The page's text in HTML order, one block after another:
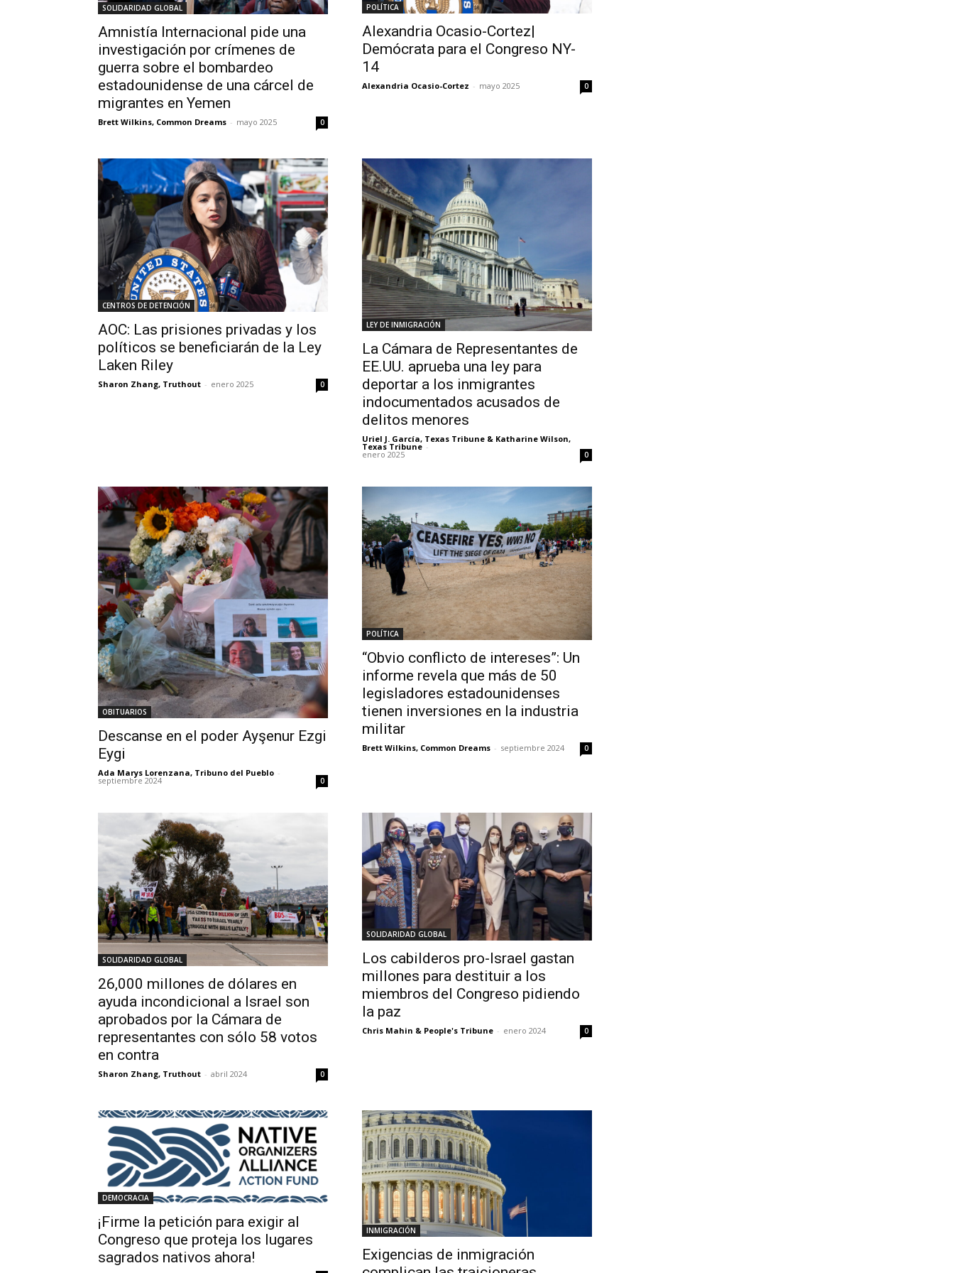
SOLIDARIDAD GLOBAL
Amnistía Internacional pide una
investigación por crímenes de
guerra sobre el bombardeo
estadounidense de una cárcel de
migrantes en Yemen
Brett Wilkins, Common Dreams - mayo 2025 0
POLÍTICA
Alexandria Ocasio-Cortez|
Demócrata para el Congreso NY-
14
Alexandria Ocasio-Cortez - mayo 2025 0
CENTROS DE DETENCIÓN
AOC: Las prisiones privadas y los
políticos se beneficiarán de la Ley
Laken Riley
Sharon Zhang, Truthout - enero 2025 0
LEY DE INMIGRACIÓN
La Cámara de Representantes de
EE.UU. aprueba una ley para
deportar a los inmigrantes
indocumentados acusados de
delitos menores
Uriel J. García, Texas Tribune & Katharine Wilson,
Texas Tribune -
enero 2025 0
OBITUARIOS
Descanse en el poder Ayşenur Ezgi
Eygi
Ada Marys Lorenzana, Tribuno del Pueblo -
septiembre 2024 0
POLÍTICA
“Obvio conflicto de intereses”: Un
informe revela que más de 50
legisladores estadounidenses
tienen inversiones en la industria
militar
Brett Wilkins, Common Dreams - septiembre 2024 0
SOLIDARIDAD GLOBAL
26,000 millones de dólares en
ayuda incondicional a Israel son
aprobados por la Cámara de
representantes con sólo 58 votos
en contra
Sharon Zhang, Truthout - abril 2024 0
SOLIDARIDAD GLOBAL
Los cabilderos pro-Israel gastan
millones para destituir a los
miembros del Congreso pidiendo
la paz
Chris Mahin & People's Tribune - enero 2024 0
DEMOCRACIA
¡Firme la petición para exigir al
Congreso que proteja los lugares
sagrados nativos ahora!
INMIGRACIÓN
Exigencias de inmigración